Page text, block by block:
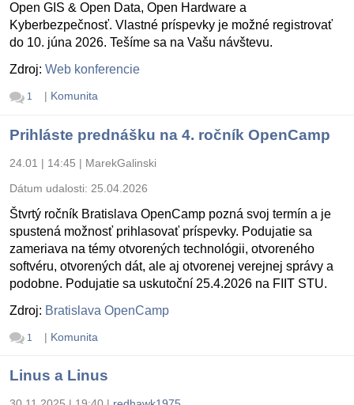
Open GIS & Open Data, Open Hardware a
Kyberbezpečnosť. Vlastné príspevky je možné registrovať
do 10. júna 2026. Tešíme sa na Vašu návštevu.
Zdroj: Web konferencie
1 | Komunita
Prihláste prednášku na 4. ročník OpenCamp
24.01 | 14:45 | MarekGalinski
Dátum udalosti: 25.04.2026
Štvrtý ročník Bratislava OpenCamp pozná svoj termín a je
spustená možnosť prihlasovať príspevky. Podujatie sa
zameriava na témy otvorených technológii, otvoreného
softvéru, otvorených dát, ale aj otvorenej verejnej správy a
podobne. Podujatie sa uskutoční 25.4.2026 na FIIT STU.
Zdroj: Bratislava OpenCamp
1 | Komunita
Linus a Linus